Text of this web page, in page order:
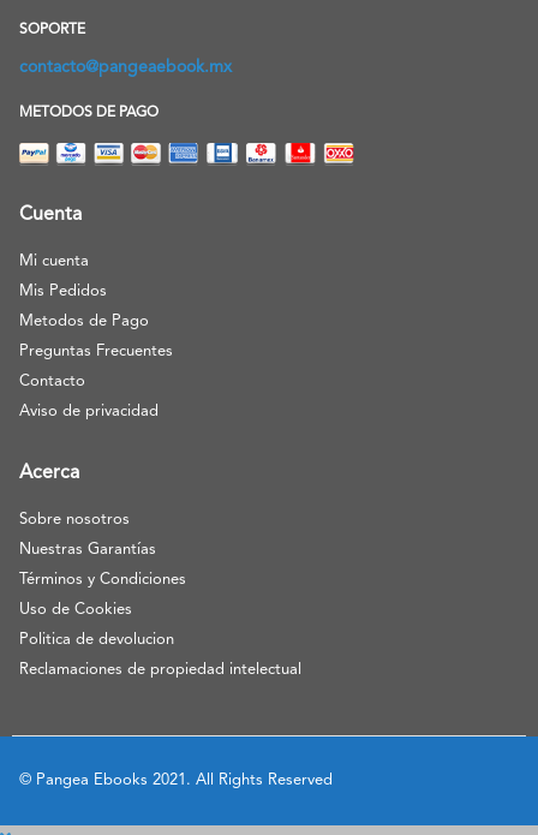
SOPORTE
contacto@pangeaebook.mx
METODOS DE PAGO
Cuenta
Mi cuenta
Mis Pedidos
Metodos de Pago
Preguntas Frecuentes
Contacto
Aviso de privacidad
Acerca
Sobre nosotros
Nuestras Garantías
Términos y Condiciones
Uso de Cookies
Politica de devolucion
Reclamaciones de propiedad intelectual
© Pangea Ebooks 2021. All Rights Reserved